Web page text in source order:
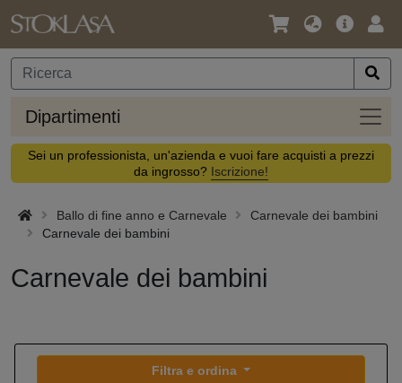
Lingua
Valuta
Offerta
Dipartimenti
Sei un professionista, un'azienda e vuoi fare acquisti a prezzi
da ingrosso? Iscrizione!
Ballo di fine anno e Carnevale
Carnevale dei bambini
Carnevale dei bambini
Carnevale dei bambini
Filtra e ordina